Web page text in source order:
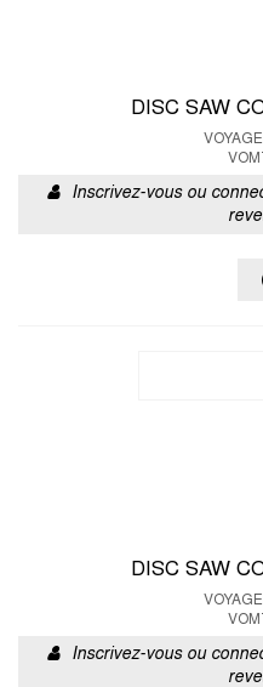
DISC SAW
Inscrivez-vous ou
DISC SAW
Inscrivez-vous ou